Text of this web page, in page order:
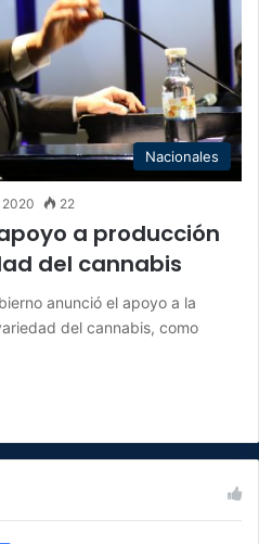
Nacionales
2020 22
a producción
del cannabis
anunció el apoyo a la
del cannabis, como